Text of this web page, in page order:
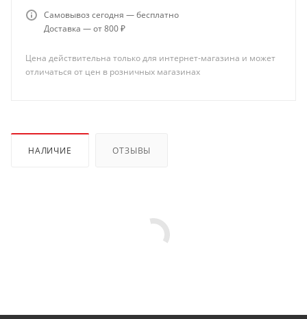
Самовывоз сегодня — бесплатно
Доставка — от 800 ₽
Цена действительна только для интернет-магазина и может
отличаться от цен в розничных магазинах
НАЛИЧИЕ ОТЗЫВЫ